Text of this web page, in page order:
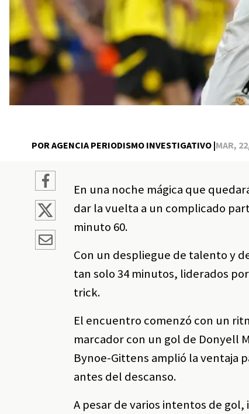
POR AGENCIA PERIODISMO INVESTIGATIVO |MAR,
En una noche mágica que
dar la vuelta a un complicado
minuto 60.
Con un despliegue de talento y
tan solo 34 minutos, liderados
trick.
El encuentro comenzó con un
marcador con un gol de Donyell
Bynoe-Gittens amplió la ventaja
antes del descanso.
A pesar de varios intentos de